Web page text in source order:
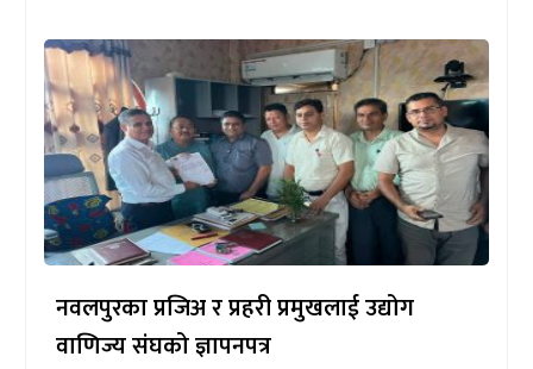
नवलपुरका प्रजिअ र प्रहरी प्रमुखलाई उद्योग
वाणिज्य संघको ज्ञापनपत्र